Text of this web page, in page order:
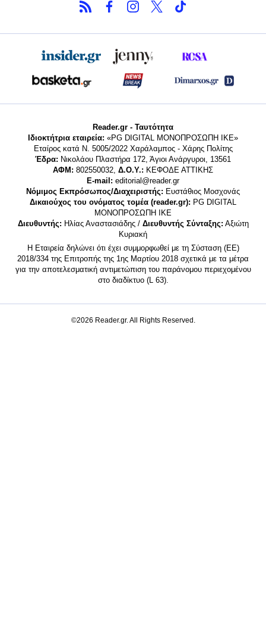
Reader.gr - Ταυτότητα
Ιδιοκτήτρια εταιρεία: «PG DIGITAL MONΟΠΡΟΣΩΠΗ ΙΚΕ»
Εταίρος κατά Ν. 5005/2022 Χαράλαμπος - Χάρης Πολίτης
Έδρα: Νικολάου Πλαστήρα 172, Άγιοι Ανάργυροι, 13561
ΑΦΜ: 802550032, Δ.Ο.Υ.: ΚΕΦΟΔΕ ΑΤΤΙΚΗΣ
E-mail: editorial@reader.gr
Νόμιμος Εκπρόσωπος/Διαχειριστής: Ευστάθιος Μοσχονάς
Δικαιούχος του ονόματος τομέα (reader.gr): PG DIGITAL
MONΟΠΡΟΣΩΠΗ ΙΚΕ
Διευθυντής: Ηλίας Αναστασιάδης / Διευθυντής Σύνταξης: Αξιώτη
Κυριακή
Η Εταιρεία δηλώνει ότι έχει συμμορφωθεί με τη Σύσταση (ΕΕ)
2018/334 της Επιτροπής της 1ης Μαρτίου 2018 σχετικά με τα μέτρα
για την αποτελεσματική αντιμετώπιση του παράνομου περιεχομένου
στο διαδίκτυο (L 63).
©2026 Reader.gr. All Rights Reserved.